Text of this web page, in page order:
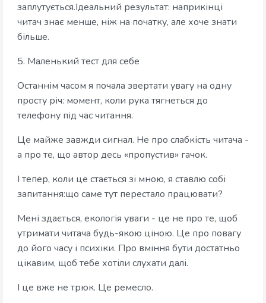
заплутується.Ідеальний результат: наприкінці
читач знає менше, ніж на початку, але хоче знати
більше.
5. Маленький тест для себе
Останнім часом я почала звертати увагу на одну
просту річ: момент, коли рука тягнеться до
телефону під час читання.
Це майже завжди сигнал. Не про слабкість читача -
а про те, що автор десь «пропустив» гачок.
І тепер, коли це стається зі мною, я ставлю собі
запитання:що саме тут перестало працювати?
Мені здається, екологія уваги - це не про те, щоб
утримати читача будь-якою ціною. Це про повагу
до його часу і психіки. Про вміння бути достатньо
цікавим, щоб тебе хотіли слухати далі.
І це вже не трюк. Це ремесло.